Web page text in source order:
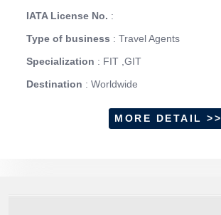
IATA License No. :
Type of business : Travel Agents
Specialization : FIT ,GIT
Destination : Worldwide
MORE DETAIL >>